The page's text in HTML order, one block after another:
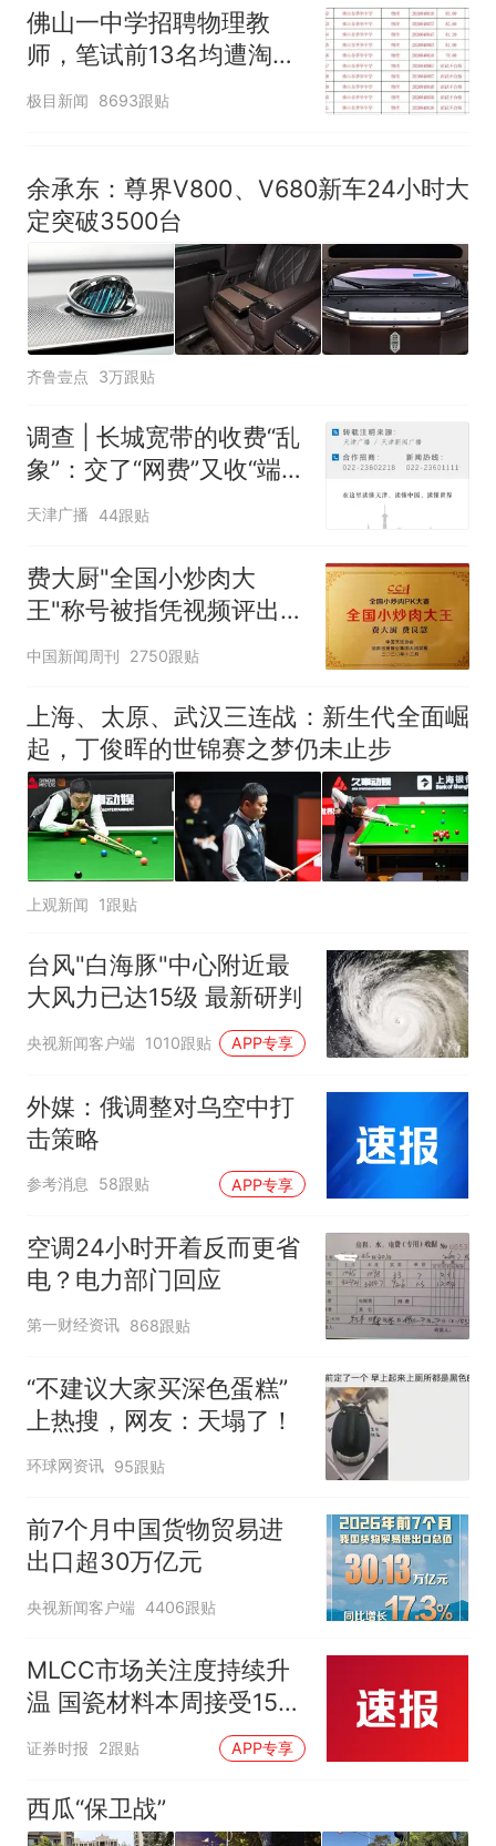
佛山一中学招聘物理教
师，笔试前13名均遭淘
汰？教育局：已叫停招
极目新闻 8693跟贴
余承东：尊界V800、V680新车24小时大
定突破3500台
齐鲁壹点 3万跟贴
调查 | 长城宽带的收费“乱
象”：交了“网费”又收“端口
费”，退费没着落，使用期
可延长到2037年
天津广播 44跟贴
费大厨"全国小炒肉大
王"称号被指凭视频评出
官方回应
中国新闻周刊 2750跟贴
上海、太原、武汉三连战：新生代全面崛
起，丁俊晖的世锦赛之梦仍未止步
上观新闻 1跟贴
台风"白海豚"中心附近最
大风力已达15级 最新研判
央视新闻客户端 1010跟贴 APP专享
外媒：俄调整对乌空中打
击策略
参考消息 58跟贴 APP专享
空调24小时开着反而更省
电？电力部门回应
第一财经资讯 868跟贴
“不建议大家买深色蛋糕”
上热搜，网友：天塌了！
环球网资讯 95跟贴
前7个月中国货物贸易进
出口超30万亿元
央视新闻客户端 4406跟贴
MLCC市场关注度持续升
温 国瓷材料本周接受152
家机构调研
证券时报 2跟贴 APP专享
西瓜“保卫战”